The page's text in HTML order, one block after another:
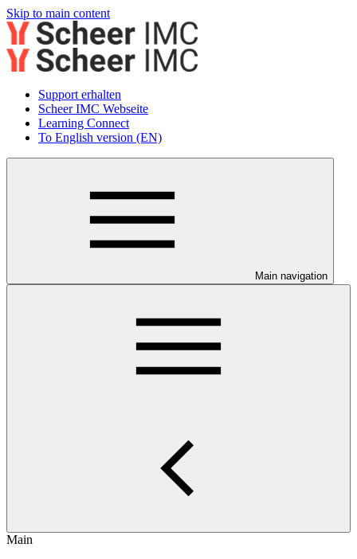
Skip to main content
Support erhalten
Scheer IMC Webseite
Learning Connect
To English version (EN)
Main navigation
Main